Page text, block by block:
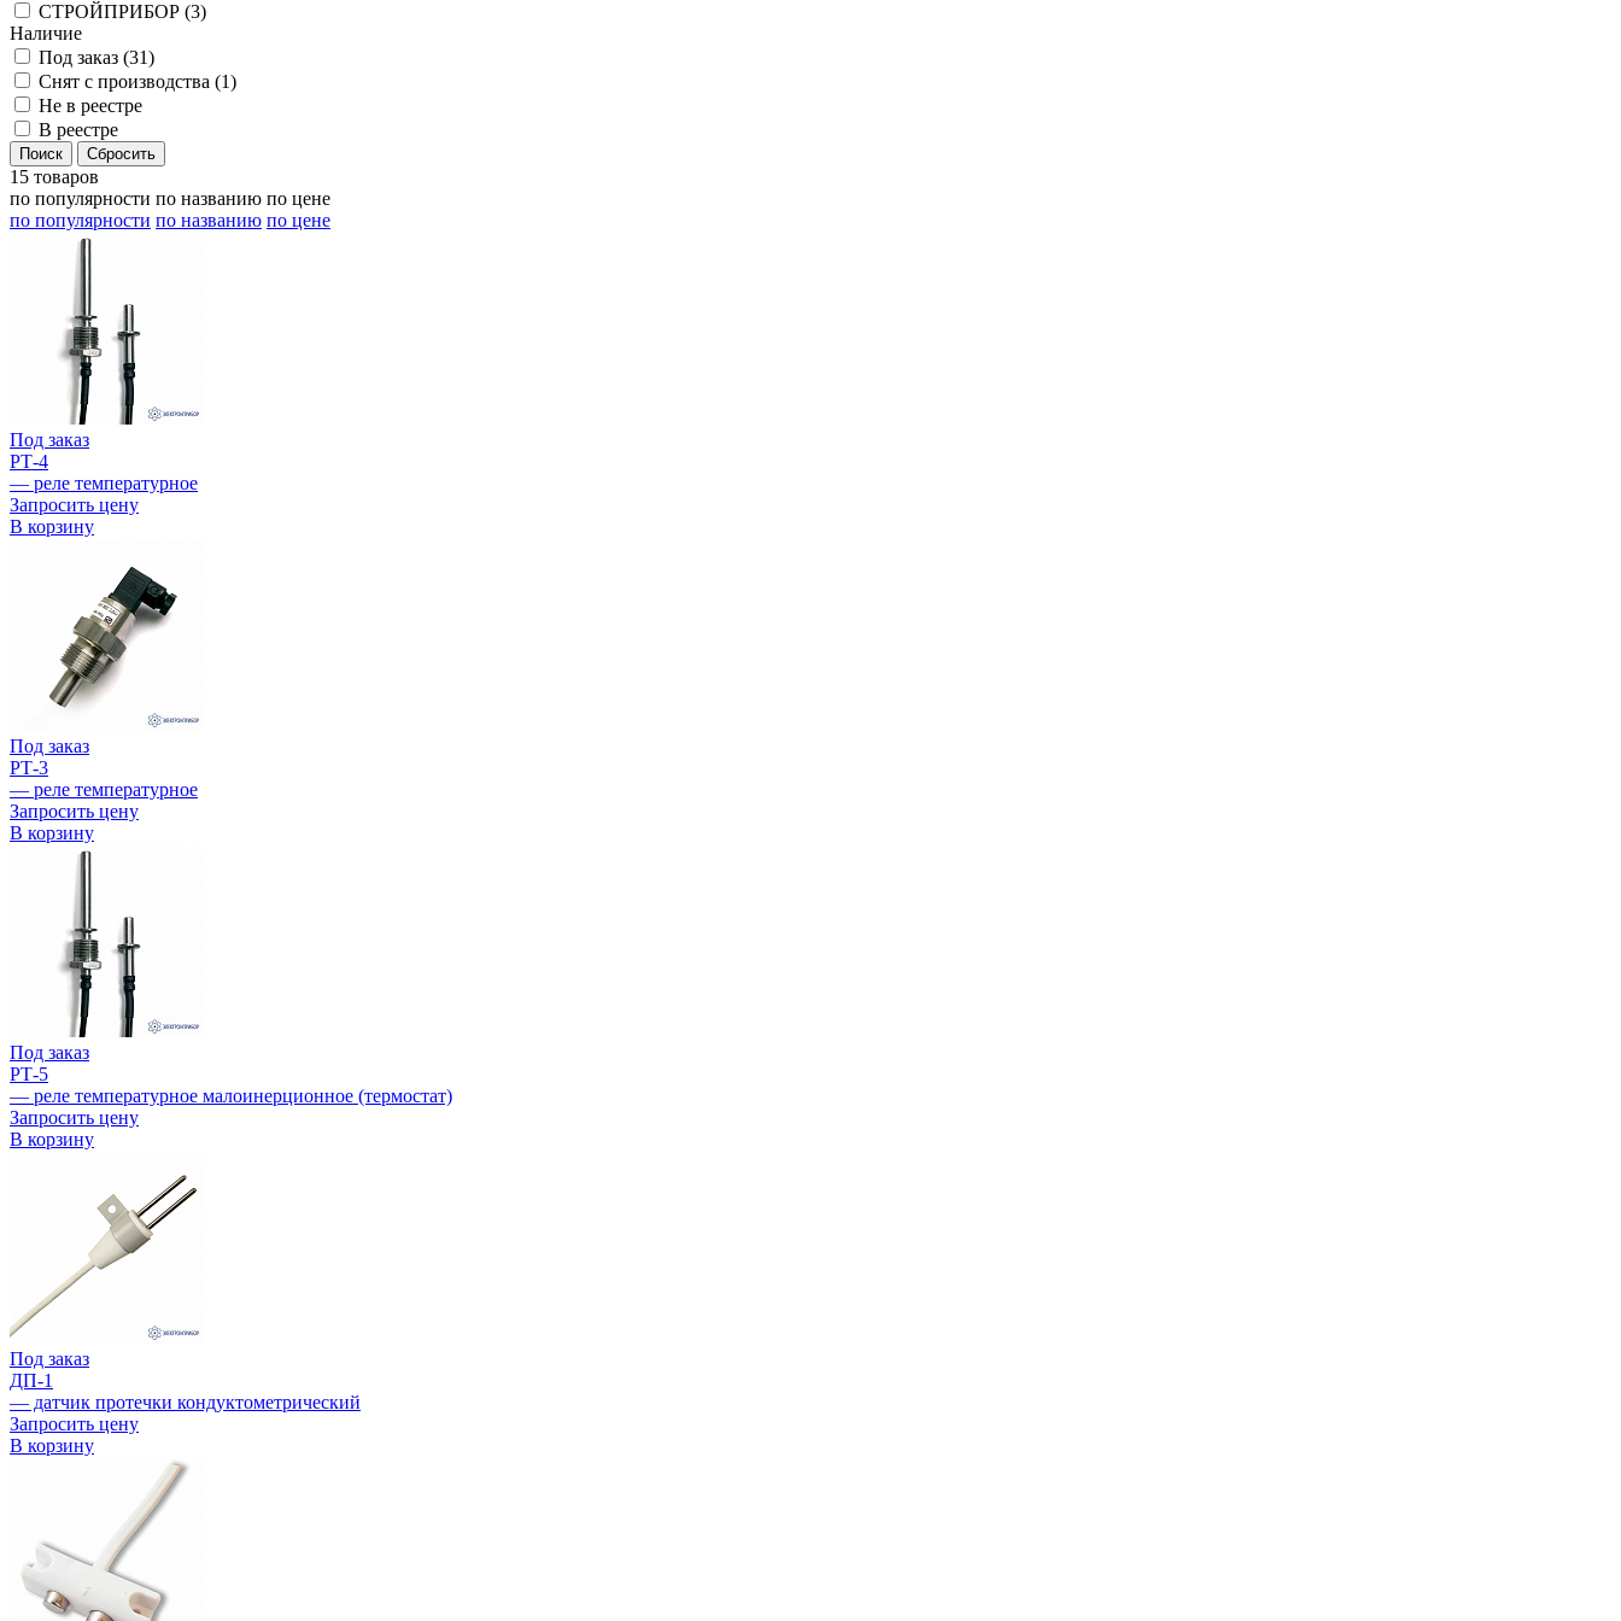
СТРОЙПРИБОР (3)
Наличие
Под заказ (31)
Снят с производства (1)
Не в реестре
В реестре
15 товаров
по популярности по названию по цене
по популярности по названию по цене
Под заказ
РТ-4
— реле температурное
Запросить цену
В корзину
Под заказ
РТ-3
— реле температурное
Запросить цену
В корзину
Под заказ
РТ-5
— реле температурное малоинерционное (термостат)
Запросить цену
В корзину
Под заказ
ДП-1
— датчик протечки кондуктометрический
Запросить цену
В корзину